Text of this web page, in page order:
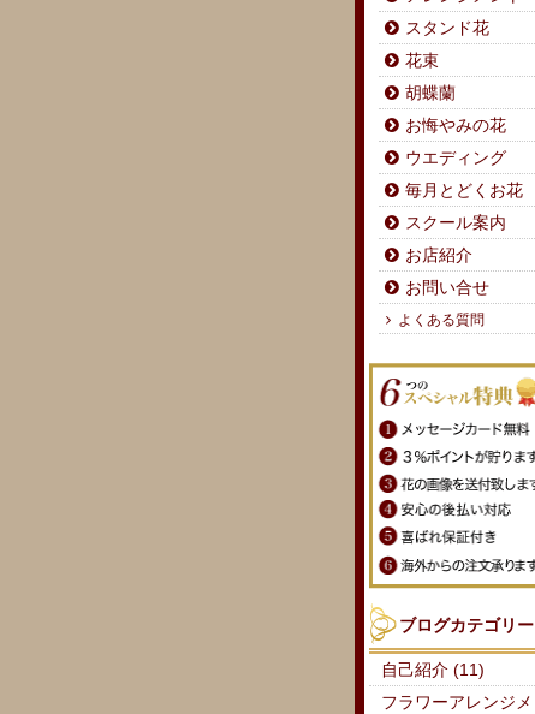
スタンド花
花束
胡蝶蘭
お悔やみの花
ウエディング
毎月とどくお花
スクール案内
お店紹介
お問い合せ
よくある質問
ブログカテゴリー
自己紹介 (11)
フラワーアレンジメ